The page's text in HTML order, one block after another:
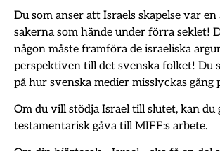
Du som anser att Israels skapelse var en
sakerna som hände under förra seklet!
någon måste framföra de israeliska
perspektiven till det svenska folket! Du
på hur svenska medier misslyckas gång
Om du vill stödja Israel till slutet, kan du
testamentarisk gåva till MIFF:s arbete.